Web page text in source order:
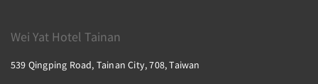
Wei Yat Hotel Tainan
539 Qingping Road, Tainan City, 708, Taiwan